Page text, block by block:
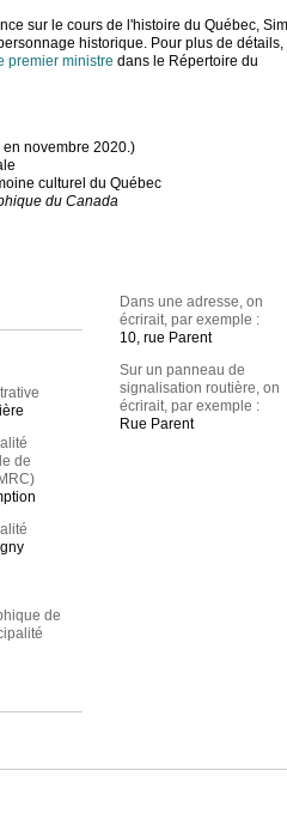
sur le cours de l'histoire du Québec,
historique. Pour plus de détails,
premier ministre dans le Répertoire du
novembre 2020.)
culturel du Québec
du Canada
de
de
Dans une adresse, on
écrirait, par exemple :
10, rue Parent
Sur un panneau de
signalisation routière, on
écrirait, par exemple :
Rue Parent